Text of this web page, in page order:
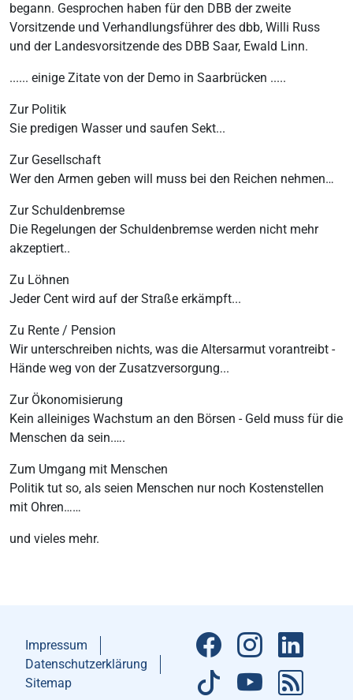
begann. Gesprochen haben für den DBB der zweite
Vorsitzende und Verhandlungsführer des dbb, Willi Russ
und der Landesvorsitzende des DBB Saar, Ewald Linn.
...... einige Zitate von der Demo in Saarbrücken .....
Zur Politik
Sie predigen Wasser und saufen Sekt...
Zur Gesellschaft
Wer den Armen geben will muss bei den Reichen nehmen…
Zur Schuldenbremse
Die Regelungen der Schuldenbremse werden nicht mehr
akzeptiert..
Zu Löhnen
Jeder Cent wird auf der Straße erkämpft...
Zu Rente / Pension
Wir unterschreiben nichts, was die Altersarmut vorantreibt -
Hände weg von der Zusatzversorgung...
Zur Ökonomisierung
Kein alleiniges Wachstum an den Börsen - Geld muss für die
Menschen da sein.….
Zum Umgang mit Menschen
Politik tut so, als seien Menschen nur noch Kostenstellen
mit Ohren……
und vieles mehr.
Impressum
Datenschutzerklärung
Sitemap